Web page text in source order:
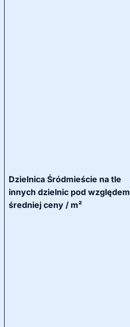
Dzielnica Śródmieście na tle
innych dzielnic pod względem
średniej ceny / m²